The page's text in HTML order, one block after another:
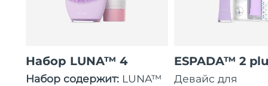
Набор LUNA™ 4
Набор содержит: LUNA™
ESPADA™ 2
Девайс для